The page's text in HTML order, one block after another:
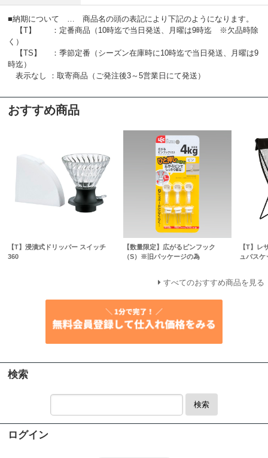
■納期について … 商品名の頭の表記により下記のようになります。
【T】 ：定番商品（10時迄で当日発送、月曜は9時迄 ※欠品時除
く）
【TS】 ：季節定番（シーズン在庫時に10時迄で当日発送、月曜は9
時迄）
表示なし ：取寄商品（ご発注後3～5営業日にて発送）
おすすめ商品
【T】浸漬式ドリッパー スイッチ
360
【数量限定】広がるピンフック
（S）※旧パッケージの為
【T】レ
ュバス
すべてのおすすめ商品を見る
検索
検索
ログイン